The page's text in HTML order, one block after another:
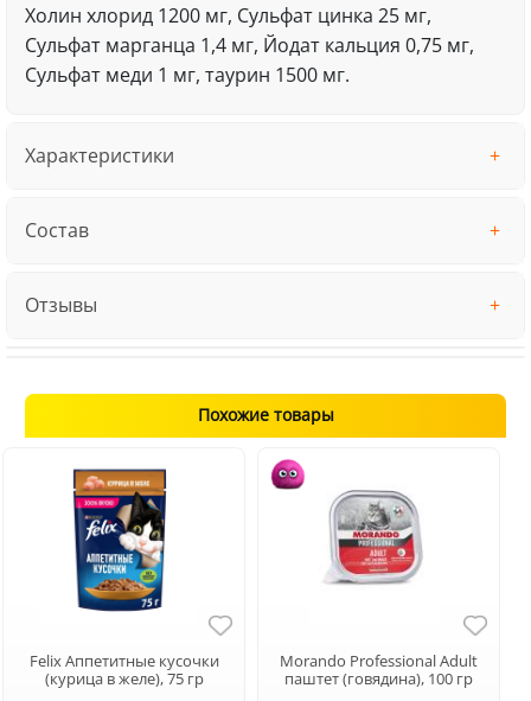
Холин хлорид 1200 мг, Сульфат цинка 25 мг,
Сульфат марганца 1,4 мг, Йодат кальция 0,75 мг,
Сульфат меди 1 мг, таурин 1500 мг.
Характеристики
Состав
Отзывы
Похожие товары
Felix Аппетитные кусочки
(курица в желе), 75 гр
Morando Professional Adult
паштет (говядина), 100 гр